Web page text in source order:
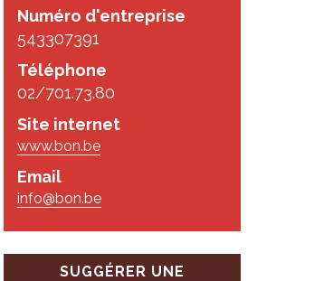
Numéro d'entreprise
543307391
Téléphone
02/701.73.80
Site internet
www.bon.be
Email
info@bon.be
SUGGÉRER UNE